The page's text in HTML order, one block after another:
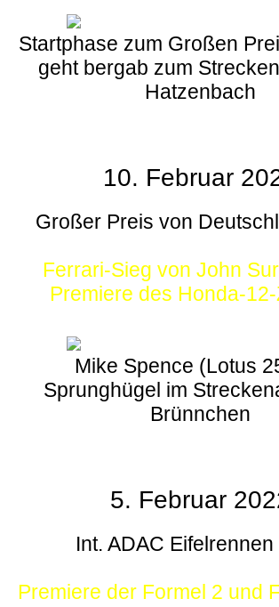
Startphase zum Großen
geht bergab zum
Hatzenbach
10. Februar
Großer Preis von
Ferrari-Sieg von John
Premiere des Honda-
Mike Spence (Lotus
Sprunghügel im
Brünnchen
5. Februar
Int. ADAC
Premiere der Formel 2 und